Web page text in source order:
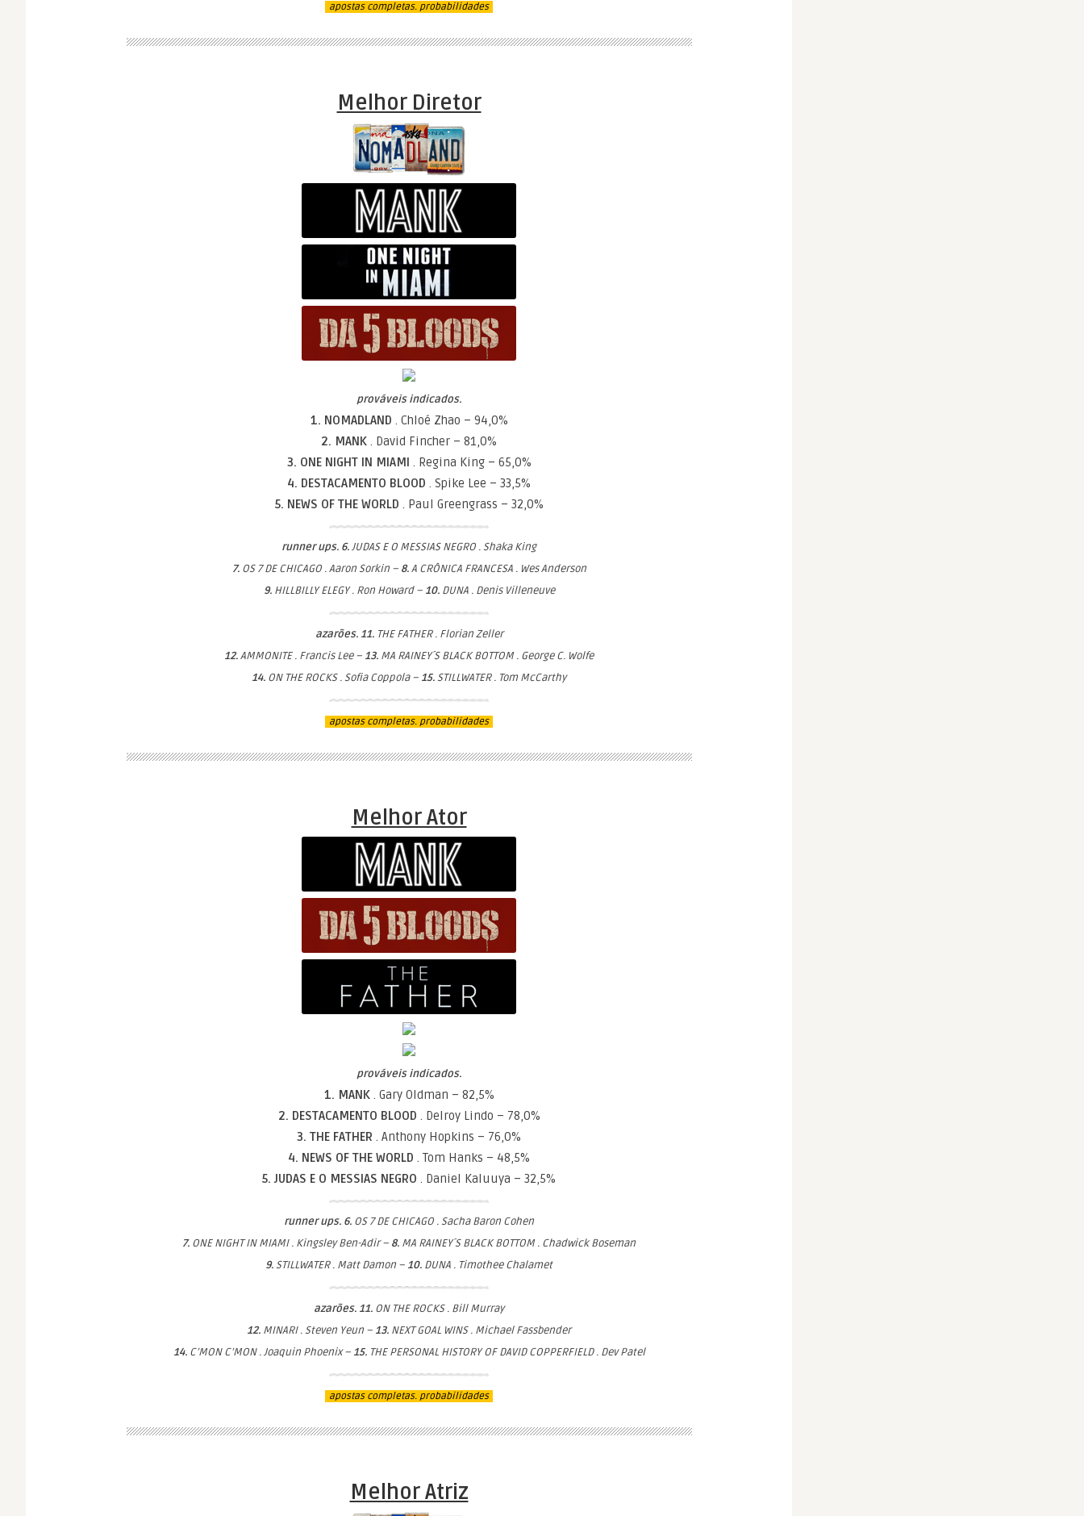
apostas completas. probabilidades
Melhor Diretor
prováveis indicados.
1. NOMADLAND . Chloé Zhao – 94,0%
2. MANK . David Fincher – 81,0%
3. ONE NIGHT IN MIAMI . Regina King – 65,0%
4. DESTACAMENTO BLOOD . Spike Lee – 33,5%
5. NEWS OF THE WORLD . Paul Greengrass – 32,0%
runner ups. 6.JUDAS E O MESSIAS NEGRO . Shaka King
7.OS 7 DE CHICAGO . Aaron Sorkin – 8.A CRÔNICA FRANCESA . Wes Anderson
9.HILLBILLY ELEGY . Ron Howard – 10.DUNA . Denis Villeneuve
azarões. 11.THE FATHER . Florian Zeller
12.AMMONITE . Francis Lee – 13. MA RAINEY´S BLACK BOTTOM . George C. Wolfe
14. ON THE ROCKS . Sofia Coppola – 15.STILLWATER . Tom McCarthy
apostas completas. probabilidades
Melhor Ator
prováveis indicados.
1. MANK . Gary Oldman – 82,5%
2. DESTACAMENTO BLOOD . Delroy Lindo – 78,0%
3. THE FATHER . Anthony Hopkins – 76,0%
4. NEWS OF THE WORLD . Tom Hanks – 48,5%
5. JUDAS E O MESSIAS NEGRO . Daniel Kaluuya – 32,5%
runner ups. 6. OS 7 DE CHICAGO . Sacha Baron Cohen
7. ONE NIGHT IN MIAMI . Kingsley Ben-Adir – 8. MA RAINEY´S BLACK BOTTOM . Chadwick Boseman
9.STILLWATER . Matt Damon – 10. DUNA . Timothee Chalamet
azarões. 11. ON THE ROCKS . Bill Murray
12. MINARI . Steven Yeun – 13. NEXT GOAL WINS . Michael Fassbender
14.C’MON C’MON . Joaquin Phoenix – 15.THE PERSONAL HISTORY OF DAVID COPPERFIELD . Dev Patel
apostas completas. probabilidades
Melhor Atriz